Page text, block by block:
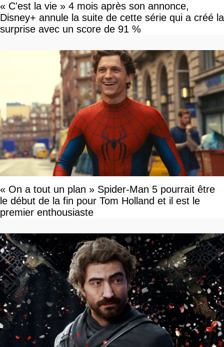
« C'est la vie » 4 mois après son annonce,
Disney+ annule la suite de cette série qui a créé la
surprise avec un score de 91 %
« On a tout un plan » Spider-Man 5 pourrait être
le début de la fin pour Tom Holland et il est le
premier enthousiaste